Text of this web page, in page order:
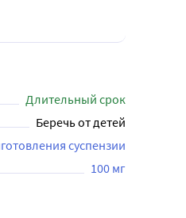
Длительный срок
Беречь от детей
100 мг